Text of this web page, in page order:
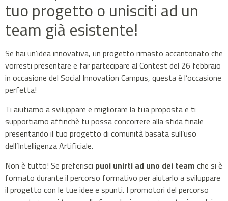
tuo progetto o unisciti ad un
team già esistente!
Se hai un’idea innovativa, un progetto rimasto accantonato che
vorresti presentare e far partecipare al Contest del 26 febbraio
in occasione del Social Innovation Campus, questa è l’occasione
perfetta!
Ti aiutiamo a sviluppare e migliorare la tua proposta e ti
supportiamo affinchè tu possa concorrere alla sfida finale
presentando il tuo progetto di comunità basata sull’uso
dell’Intelligenza Artificiale.
Non è tutto! Se preferisci puoi unirti ad uno dei team che si è
formato durante il percorso formativo per aiutarlo a sviluppare
il progetto con le tue idee e spunti. I promotori del percorso